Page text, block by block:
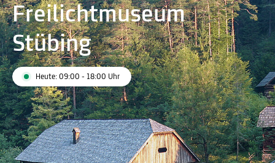
Freilichtmuseum
Stübing
Heute: 09:00 - 18:00 Uhr